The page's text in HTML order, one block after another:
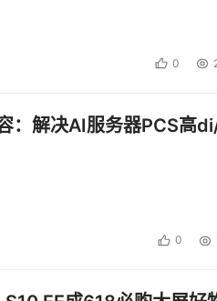
有的医疗AI技术往往偏重于技
患者的实际受益感与医患粘性面
0
：解决AI服务器PCS高
0